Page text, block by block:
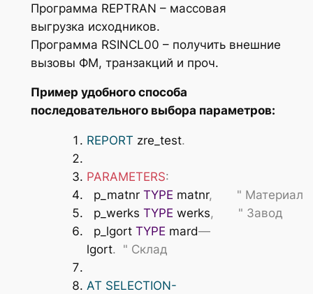
Программа REPTRAN – массовая
выгрузка исходников.
Программа RSINCL00 – получить внешние
вызовы ФМ, транзакций и проч.
Пример удобного способа
последовательного выбора параметров:
REPORT zre_test.
PARAMETERS:
p_matnr TYPE matnr,
" Материал
p_werks TYPE werks,
" Завод
p_lgort TYPE mard—
lgort. " Склад
AT SELECTION-